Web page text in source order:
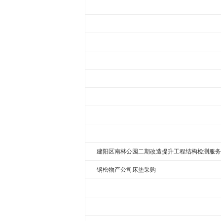
建阳区南林公园二期改造提升工程结构检测服
钢松物产公司床垫采购